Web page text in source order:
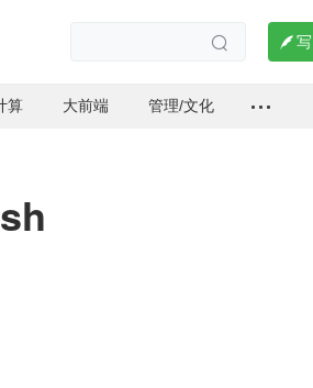
 
算 大前端 管理/文化